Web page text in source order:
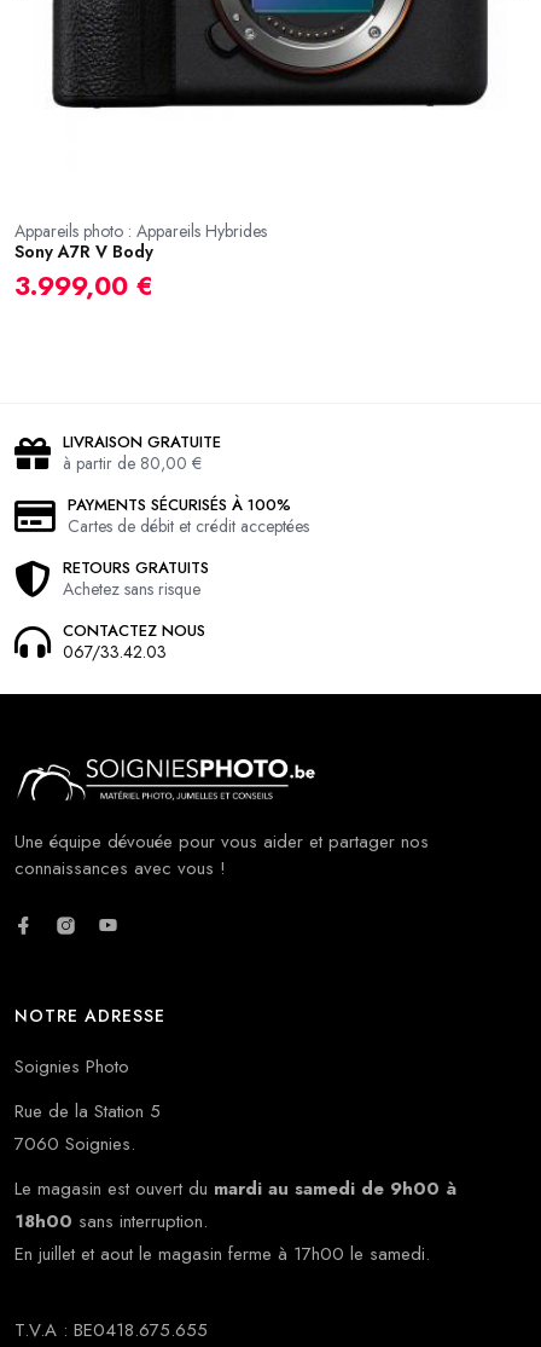
Appareils photo : Appareils Hybrides
Sony A7R V Body
3.999,00 €
LIVRAISON GRATUITE
à partir de 80,00 €
PAYMENTS SÉCURISÉS À 100%
Cartes de débit et crédit acceptées
RETOURS GRATUITS
Achetez sans risque
CONTACTEZ NOUS
067/33.42.03
Une équipe dévouée pour vous aider et partager nos
connaissances avec vous !
NOTRE ADRESSE
Soignies Photo
Rue de la Station 5
7060 Soignies.
Le magasin est ouvert du mardi au samedi de 9h00 à
18h00 sans interruption.
En juillet et aout le magasin ferme à 17h00 le samedi.
T.V.A : BE0418.675.655